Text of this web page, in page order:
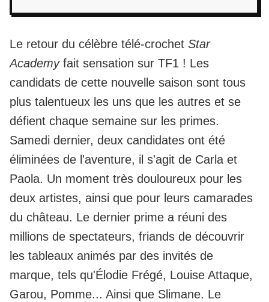
Le retour du célèbre télé-crochet Star
Academyfait sensation sur TF1 ! Les
candidats de cette nouvelle saison sont tous
plus talentueux les uns que les autres et se
défient chaque semaine sur les primes.
Samedi dernier, deux candidates ont été
éliminées de l'aventure, il s'agit de Carla et
Paola. Un moment très douloureux pour les
deux artistes, ainsi que pour leurs camarades
du château. Le dernier prime a réuni des
millions de spectateurs, friands de découvrir
les tableaux animés par des invités de
marque, tels qu'Élodie Frégé, Louise Attaque,
Garou, Pomme... Ainsi que Slimane. Le